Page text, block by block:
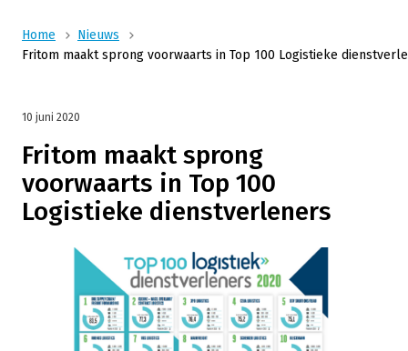
Home
Nieuws
Fritom maakt sprong voorwaarts in Top 100 Logistieke
Fritom maakt sprong
voorwaarts in Top 100
Logistieke dienstverleners
10 juni 2020